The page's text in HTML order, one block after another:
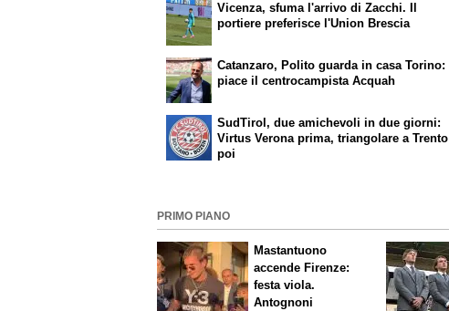
Vicenza, sfuma l'arrivo di Zacchi. Il
portiere preferisce l'Union Brescia
Catanzaro, Polito guarda in casa Torino:
piace il centrocampista Acquah
SudTirol, due amichevoli in due giorni:
Virtus Verona prima, triangolare a Trento
poi
PRIMO PIANO
Mastantuono
accende Firenze:
festa viola.
Antognoni